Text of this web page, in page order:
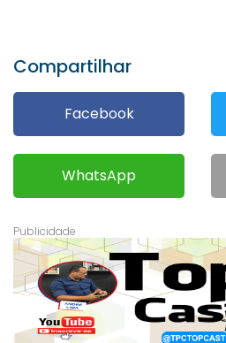
Compartilhar
Facebook
WhatsApp